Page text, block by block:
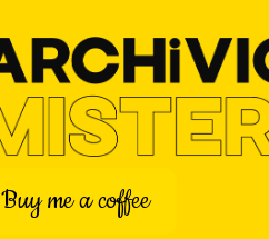
Buy me a coffee